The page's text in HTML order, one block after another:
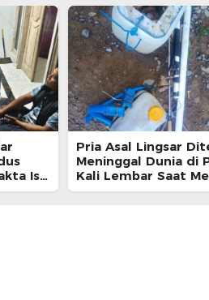
Isu
Pria Asal Lingsar
Meninggal Dunia di
Kali Lembar Saat
Belut